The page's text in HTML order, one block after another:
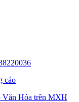
cáo
Văn Hóa trên MXH